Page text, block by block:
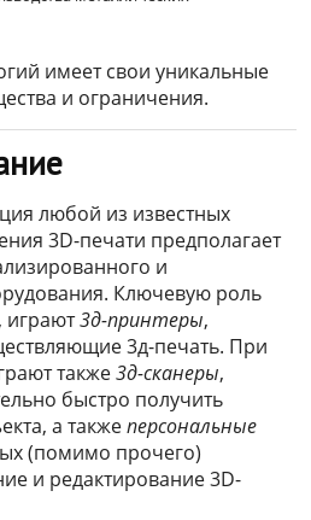
имеет свои уникальные
и ограничения.
любой из известных
3D-печати предполагает
и
Ключевую роль
играют3д-принтеры,
3д-печать. При
также3д-сканеры,
быстро получить
а такжеперсональные
(помимо прочего)
и редактирование 3D-